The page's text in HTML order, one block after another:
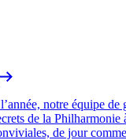
notre équipe de
de la Philharmonie
de jour